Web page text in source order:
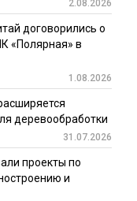
2.08.2026
договорились о
«Полярная» в
1.08.2026
деревообработки
31.07.2026
проекты по
и